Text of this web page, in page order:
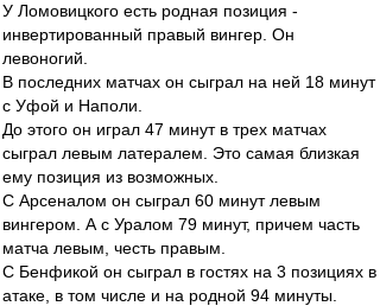
У Ломовицкого есть родная позиция -
инвертированный правый вингер. Он
левоногий.
В последних матчах он сыграл на ней 18 минут
с Уфой и Наполи.
До этого он играл 47 минут в трех матчах
сыграл левым латералем. Это самая близкая
ему позиция из возможных.
С Арсеналом он сыграл 60 минут левым
вингером. А с Уралом 79 минут, причем часть
матча левым, честь правым.
С Бенфикой он сыграл в гостях на 3 позициях в
атаке, в том числе и на родной 94 минуты.